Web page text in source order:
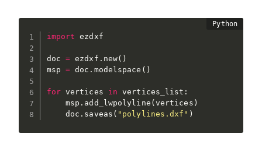
import ezdxf
doc = ezdxf . new( )
msp = doc . modelspace ( )
for vertices in vertices_list :
    msp
. add_lwpolyline ( vertices )
    doc
. saveas ( "polylines.dxf" )